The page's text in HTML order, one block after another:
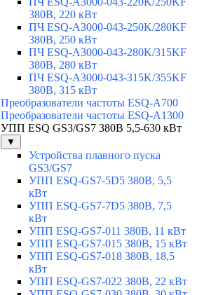
380В, 220 кВт
ПЧ ESQ-A3000-043-250K/280KF
380В, 250 кВт
ПЧ ESQ-A3000-043-280K/315KF
380В, 280 кВт
ПЧ ESQ-A3000-043-315K/355KF
380В, 315 кВт
Преобразователи частоты ESQ-A700
Преобразователи частоты ESQ-A1300
УПП ESQ GS3/GS7 380В 5,5-630 кВт
▼
Устройства плавного пуска
GS3/GS7
УПП ESQ-GS7-5D5 380В, 5,5
кВт
УПП ESQ-GS7-7D5 380В, 7,5
кВт
УПП ESQ-GS7-011 380В, 11 кВт
УПП ESQ-GS7-015 380В, 15 кВт
УПП ESQ-GS7-018 380В, 18,5
кВт
УПП ESQ-GS7-022 380В, 22 кВт